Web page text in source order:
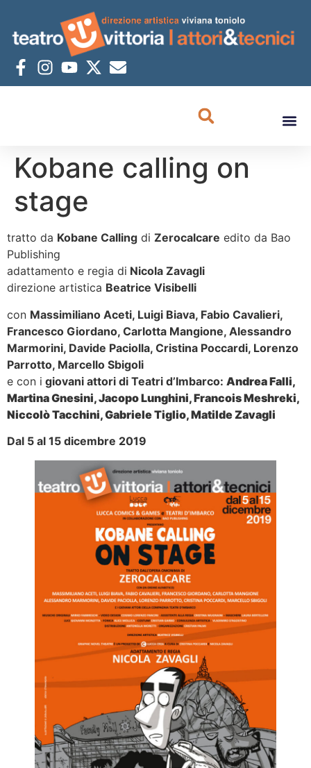
Kobane calling on
stage
tratto da Kobane Calling di Zerocalcare edito da Bao
Publishing
adattamento e regia di Nicola Zavagli
direzione artistica Beatrice Visibelli
con Massimiliano Aceti, Luigi Biava, Fabio Cavalieri,
Francesco Giordano, Carlotta Mangione, Alessandro
Marmorini, Davide Paciolla, Cristina Poccardi, Lorenzo
Parrotto, Marcello Sbigoli
e con i giovani attori di Teatri d’Imbarco: Andrea Falli,
Martina Gnesini, Jacopo Lunghini, Francois Meshreki,
Niccolò Tacchini, Gabriele Tiglio, Matilde Zavagli
Dal 5 al 15 dicembre 2019